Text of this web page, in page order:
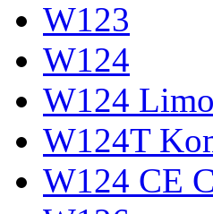
W123
W124
W124
W124T
W124 CE